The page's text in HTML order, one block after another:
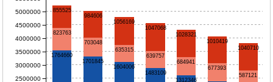
1764660
1701845
1604006
1483109
1312346
823763
703048
635315
639757
684941
677393
587121
855525
984606
1056169
1047068
1028321
1010419
1040710
2500000
3000000
3500000
4000000
4500000
5000000